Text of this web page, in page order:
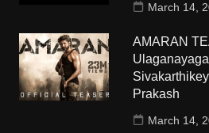
March 14,
AMARAN
Prakash
March 14,